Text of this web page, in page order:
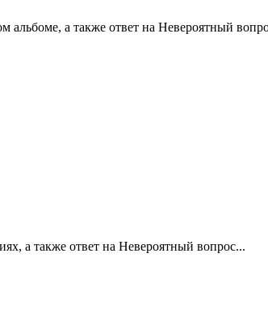
а также ответ на Невероятный
а также ответ на Невероятный вопрос...